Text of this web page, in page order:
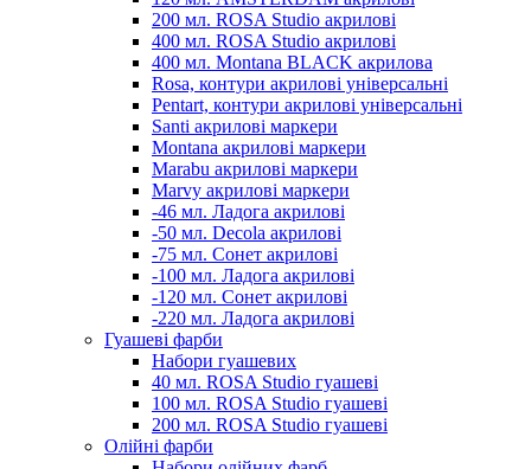
200 мл. ROSA Studio акрилові
400 мл. ROSA Studio акрилові
400 мл. Montana BLACK акрилова
Rosa, контури акрилові універсальні
Pentart, контури акрилові універсальні
Santi акрилові маркери
Montana акрилові маркери
Marabu акрилові маркери
Marvy акрилові маркери
-46 мл. Ладога акрилові
-50 мл. Decola акрилові
-75 мл. Сонет акрилові
-100 мл. Ладога акрилові
-120 мл. Сонет акрилові
-220 мл. Ладога акрилові
Гуашеві фарби
Набори гуашевих
40 мл. ROSA Studio гуашеві
100 мл. ROSA Studio гуашеві
200 мл. ROSA Studio гуашеві
Олійні фарби